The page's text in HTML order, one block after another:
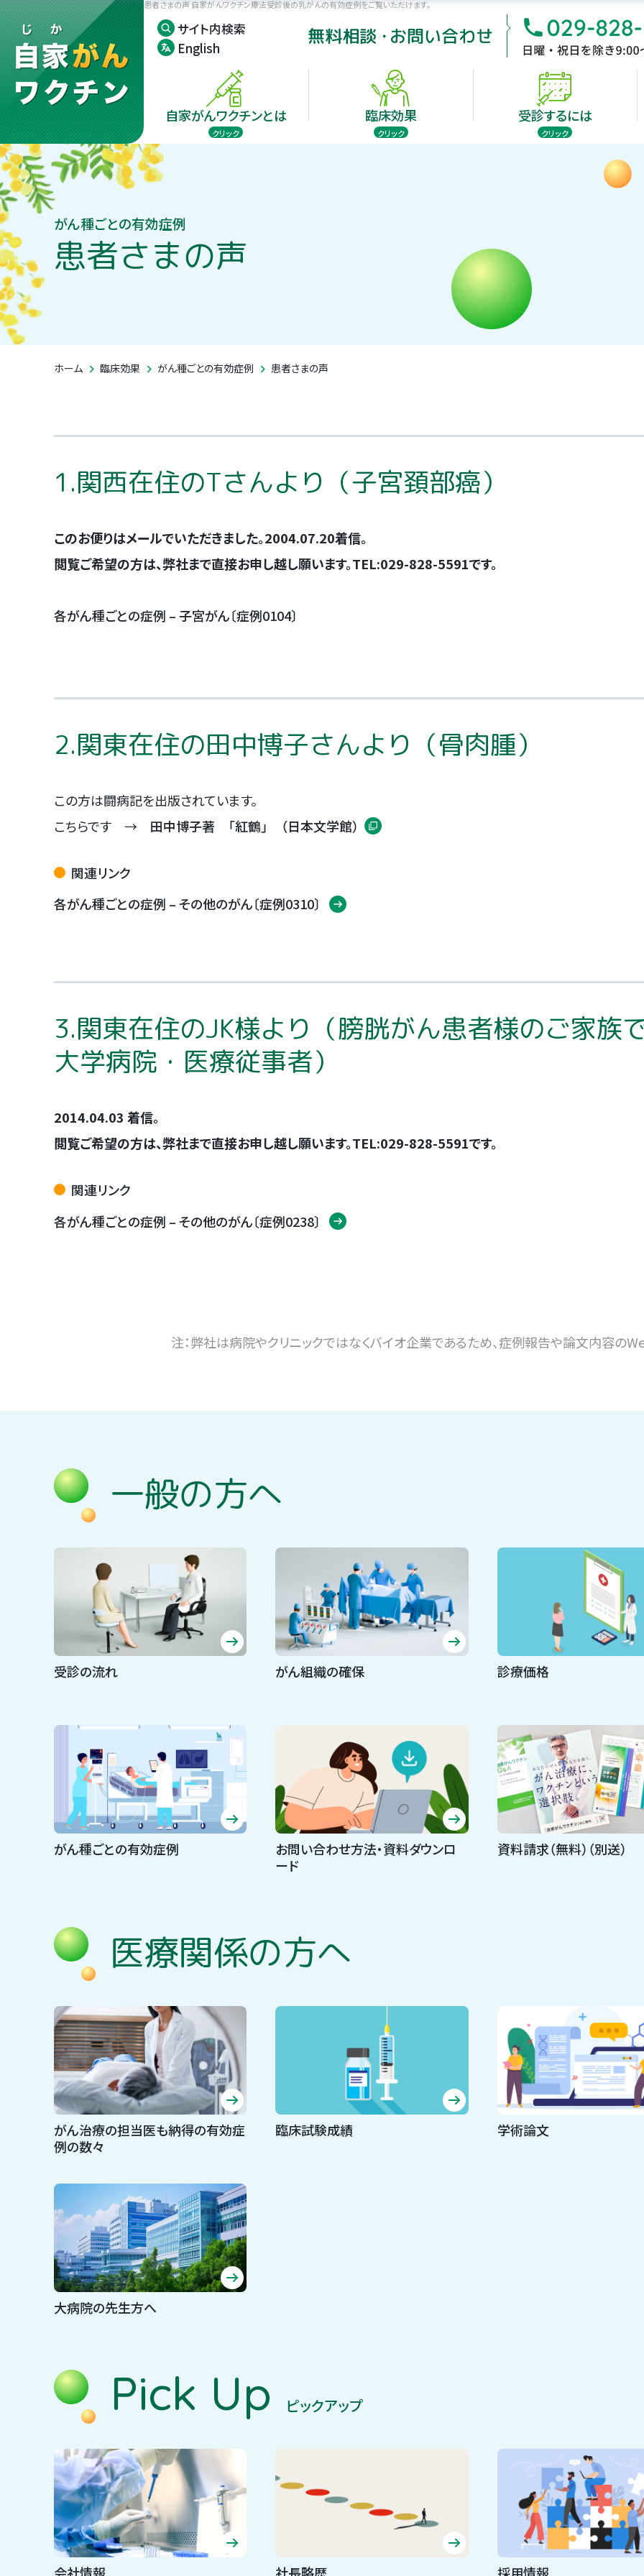
患者さまの声 自家がんワクチン療法受診後の乳がんの有効症例をご覧いただけます。
サイト内検索
English
自家がんワクチンとは
クリック
自家がんワクチンの特徴
臨床効果
クリック
がん治療の担当医も納得の
受診するには
クリック
免疫反応テストとは
自家がんワクチン療法は、手術後のがんの再発・転移の予
残存がんの治療を目的とした、がん免疫療法です。
臨床効果
臨床試験成績 新たな治
受診するには
受診の流れ 診療価格
受診できる病院
jp
がん種ごとの有効症例
患者さまの声
ホーム 臨床効果 がん種ごとの有効症例 患者さまの声
1.関西在住のTさんより（子宮頚部癌）
このお便りはメールでいただきました。2004.07.20着信。
閲覧ご希望の方は、弊社まで直接お申し越し願います。TEL:029-828-5591です。
各がん種ごとの症例 – 子宮がん〔症例0104〕
2.関東在住の田中博子さんより（骨肉腫）
この方は闘病記を出版されています。
こちらです → 田中博子著 「紅鶴」 （日本文学館）
関連リンク
各がん種ごとの症例 – その他のがん〔症例0310〕
3.関東在住のJK様より（膀胱がん患者様のご家族で
大学病院・医療従事者）
2014.04.03 着信。
閲覧ご希望の方は、弊社まで直接お申し越し願います。TEL:029-828-5591です。
関連リンク
各がん種ごとの症例 – その他のがん〔症例0238〕
注：弊社は病院やクリニックではなくバイオ企業であるため、症例報告や論文内容の
一般の方へ
受診の流れ がん組織の確保 診療価格
がん種ごとの有効症例
お問い合わせ方法・資料ダウンロ
ード
資料請求（無料）（別送）
医療関係の方へ
がん治療の担当医も納得の有効症
例の数々
臨床試験成績 学術論文
大病院の先生方へ
Pick Up ピックアップ